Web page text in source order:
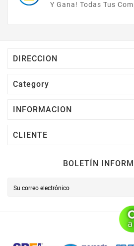
Y Gana! Todas Tus
DIRECCION
Category
INFORMACION
CLIENTE
BOLETÍN